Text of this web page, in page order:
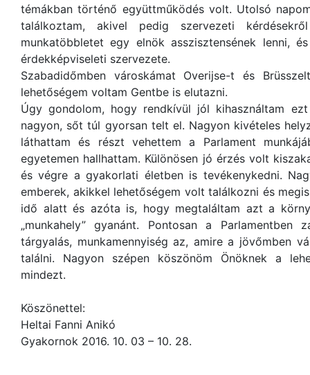
témákban történő együttműködés volt. Utolsó
találkoztam, akivel pedig szervezeti
munkatöbbletet egy elnök asszisztensének lenni,
érdekképviseleti szervezete.
Szabadidőmben városkámat Overijse-t és
lehetőségem voltam Gentbe is elutazni.
Úgy gondolom, hogy rendkívül jól kihasználtam
nagyon, sőt túl gyorsan telt el. Nagyon kivételes
láthattam és részt vehettem a Parlament
egyetemen hallhattam. Különösen jó érzés volt
és végre a gyakorlati életben is tevékenykedni.
emberek, akikkel lehetőségem volt találkozni és
idő alatt és azóta is, hogy megtaláltam azt a
„munkahely” gyanánt. Pontosan a Parlamentben
tárgyalás, munkamennyiség az, amire a jövőmben
találni. Nagyon szépen köszönöm Önöknek a
mindezt.
Köszönettel:
Heltai Fanni Anikó
Gyakornok 2016. 10. 03 – 10. 28.